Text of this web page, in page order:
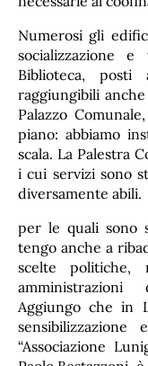
Numerosi gli
socializzazione
Biblioteca,
raggiungibili
Palazzo
piano: abbiamo
scala. La Palestra
i cui servizi sono
diversamente abili.
per le quali sono
tengo anche a
scelte
amministrazioni
Aggiungo che in
sensibilizzazione
“Associazione